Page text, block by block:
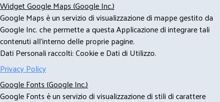
Widget Google Maps (Google Inc.)
Google Maps è un servizio di visualizzazione di mappe gestito da
Google Inc. che permette a questa Applicazione di integrare tali
contenuti all'interno delle proprie pagine.
Dati Personali raccolti: Cookie e Dati di Utilizzo.
Privacy Policy
Google Fonts (Google Inc.)
Google Fonts è un servizio di visualizzazione di stili di carattere